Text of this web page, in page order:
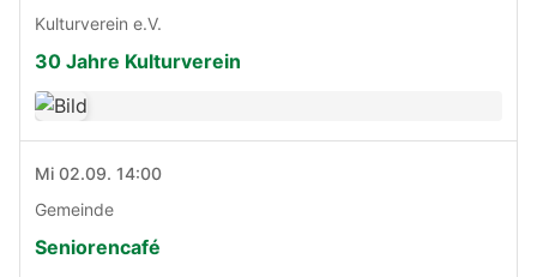
Kulturverein e.V.
30 Jahre Kulturverein
Mi 02.09. 14:00
Gemeinde
Seniorencafé